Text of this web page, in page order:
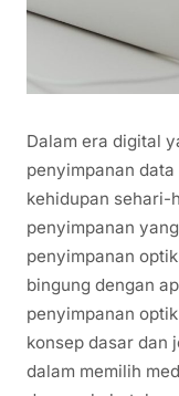
Dalam era digital
penyimpanan
kehidupan sehari-
penyimpanan
penyimpanan
bingung dengan
penyimpanan
konsep dasar dan
dalam memilih